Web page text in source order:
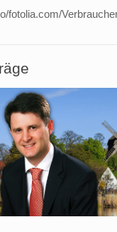
fotolia.com/